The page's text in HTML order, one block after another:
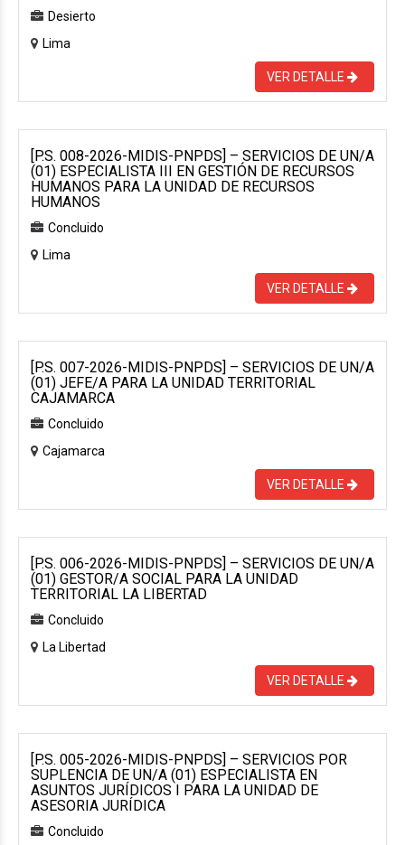
Desierto
Lima
VER DETALLE
[P.S. 008-2026-MIDIS-PNPDS] – SERVICIOS DE UN/A
(01) ESPECIALISTA III EN GESTIÓN DE RECURSOS
HUMANOS PARA LA UNIDAD DE RECURSOS
HUMANOS
Concluido
Lima
VER DETALLE
[P.S. 007-2026-MIDIS-PNPDS] – SERVICIOS DE UN/A
(01) JEFE/A PARA LA UNIDAD TERRITORIAL
CAJAMARCA
Concluido
Cajamarca
VER DETALLE
[P.S. 006-2026-MIDIS-PNPDS] – SERVICIOS DE UN/A
(01) GESTOR/A SOCIAL PARA LA UNIDAD
TERRITORIAL LA LIBERTAD
Concluido
La Libertad
VER DETALLE
[P.S. 005-2026-MIDIS-PNPDS] – SERVICIOS POR
SUPLENCIA DE UN/A (01) ESPECIALISTA EN
ASUNTOS JURÍDICOS I PARA LA UNIDAD DE
ASESORIA JURÍDICA
Concluido